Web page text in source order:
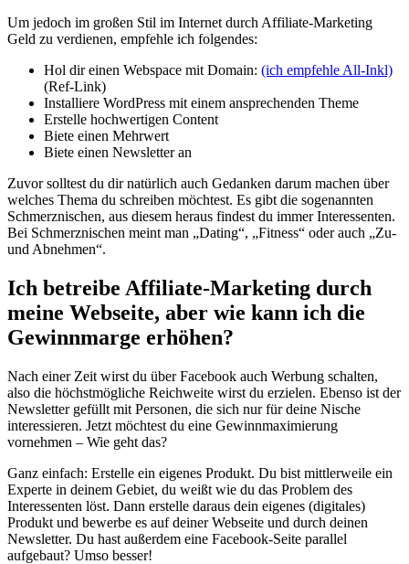
Um jedoch im großen Stil im Internet durch Affiliate-Marketing
Geld zu verdienen, empfehle ich folgendes:
Hol dir einen Webspace mit Domain: (ich empfehle All-Inkl)
(Ref-Link)
Installiere WordPress mit einem ansprechenden Theme
Erstelle hochwertigen Content
Biete einen Mehrwert
Biete einen Newsletter an
Zuvor solltest du dir natürlich auch Gedanken darum machen über
welches Thema du schreiben möchtest. Es gibt die sogenannten
Schmerznischen, aus diesem heraus findest du immer Interessenten.
Bei Schmerznischen meint man „Dating“, „Fitness“ oder auch „Zu-
und Abnehmen“.
Ich betreibe Affiliate-Marketing durch
meine Webseite, aber wie kann ich die
Gewinnmarge erhöhen?
Nach einer Zeit wirst du über Facebook auch Werbung schalten,
also die höchstmögliche Reichweite wirst du erzielen. Ebenso ist der
Newsletter gefüllt mit Personen, die sich nur für deine Nische
interessieren. Jetzt möchtest du eine Gewinnmaximierung
vornehmen – Wie geht das?
Ganz einfach: Erstelle ein eigenes Produkt. Du bist mittlerweile ein
Experte in deinem Gebiet, du weißt wie du das Problem des
Interessenten löst. Dann erstelle daraus dein eigenes (digitales)
Produkt und bewerbe es auf deiner Webseite und durch deinen
Newsletter. Du hast außerdem eine Facebook-Seite parallel
aufgebaut? Umso besser!